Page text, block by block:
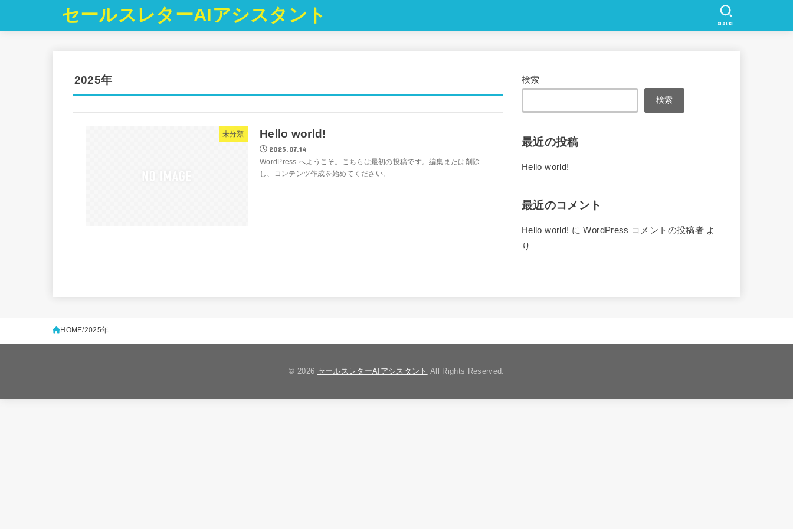
セールスレターAIアシスタント SEARCH
2025年
未分類 Hello world!
2025.07.14
WordPress へようこそ。こちらは最初の投稿です。編集または削除
し、コンテンツ作成を始めてください。
検索
検索
最近の投稿
Hello world!
最近のコメント
Hello world! にWordPress コメントの投稿者よ
り
HOME 2025年
© 2026 セールスレターAIアシスタント All Rights Reserved.